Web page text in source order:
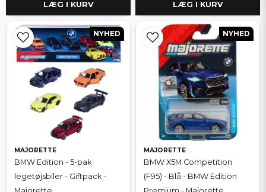
LÆG I KURV LÆG I KURV
MAJORETTE
BMW Edition - 5-pak
legetøjsbiler - Giftpack -
Majorette
NYHED
MAJORETTE
BMW X5M Competition
(F95) - Blå - BMW Edition
Premium - Majorette
NYHED